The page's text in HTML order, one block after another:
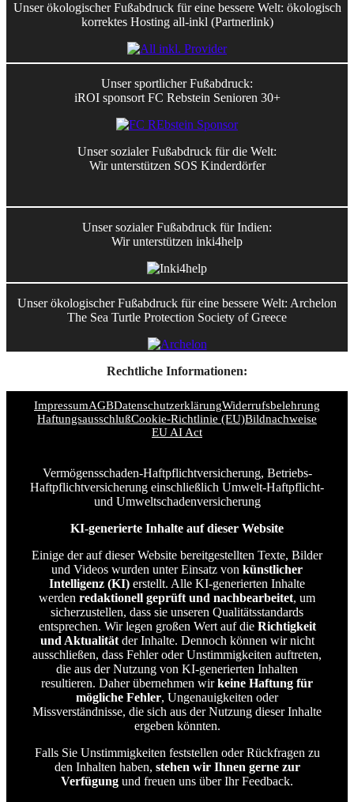
Unser ökologischer Fußabdruck für eine bessere Welt: ökologisch
korrektes Hosting all-inkl (Partnerlink)
Unser sportlicher Fußabdruck:
iROI sponsort FC Rebstein Senioren 30+
Unser sozialer Fußabdruck für die Welt:
Wir unterstützen SOS Kinderdörfer
Unser sozialer Fußabdruck für Indien:
Wir unterstützen inki4help
Unser ökologischer Fußabdruck für eine bessere Welt: Archelon
The Sea Turtle Protection Society of Greece
Rechtliche Informationen:
ImpressumAGBDatenschutzerklärungWiderrufsbelehrung
HaftungsausschlußCookie-Richtlinie (EU)Bildnachweise
EU AI Act
Vermögensschaden-Haftpflichtversicherung, Betriebs-
Haftpflichtversicherung einschließlich Umwelt-Haftpflicht-
und Umweltschadenversicherung
KI-generierte Inhalte auf dieser Website
Einige der auf dieser Website bereitgestellten Texte, Bilder
und Videos wurden unter Einsatz von künstlicher
Intelligenz (KI) erstellt. Alle KI-generierten Inhalte
werden redaktionell geprüft und nachbearbeitet, um
sicherzustellen, dass sie unseren Qualitätsstandards
entsprechen. Wir legen großen Wert auf die Richtigkeit
und Aktualitätder Inhalte. Dennoch können wir nicht
ausschließen, dass Fehler oder Unstimmigkeiten auftreten,
die aus der Nutzung von KI-generierten Inhalten
resultieren. Daher übernehmen wirkeine Haftung für
mögliche Fehler, Ungenauigkeiten oder
Missverständnisse, die sich aus der Nutzung dieser Inhalte
ergeben könnten.
Falls Sie Unstimmigkeiten feststellen oder Rückfragen zu
den Inhalten haben, stehen wir Ihnen gerne zur
Verfügung und freuen uns über Ihr Feedback.